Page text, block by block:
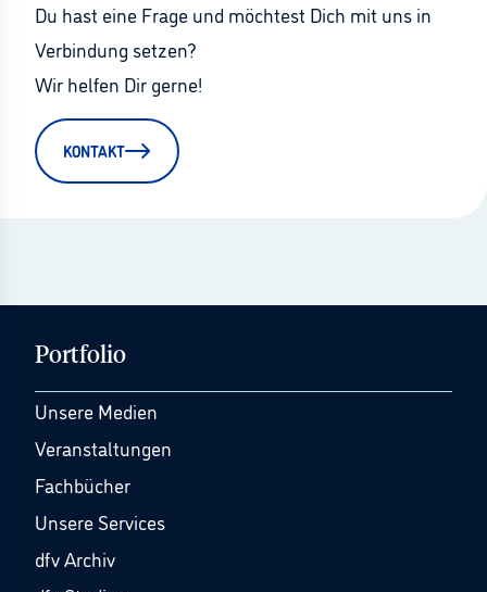
Du hast eine Frage und möchtest Dich mit uns in
Verbindung setzen?
Wir helfen Dir gerne!
KONTAKT
Portfolio
Unsere Medien
Veranstaltungen
Fachbücher
Unsere Services
dfv Archiv